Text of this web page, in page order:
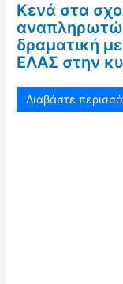
Κενά στα
δραματική
ΕΛΑΣ στην
Διαβάστε